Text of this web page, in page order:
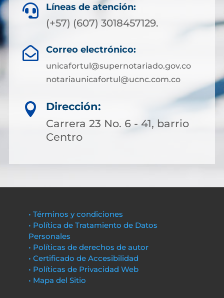
 Líneas de atención:
(+57) (607) 3018457129.
 Correo electrónico:
unicafortul@supernotariado.gov.co
notariaunicafortul@ucnc.com.co

Dirección:
Carrera 23 No. 6 - 41, barrio
Centro
• Términos y condiciones
• Política de Tratamiento de Datos
Personales
• Políticas de derechos de autor
• Certificado de Accesibilidad
• Políticas de Privacidad Web
• Mapa del Sitio